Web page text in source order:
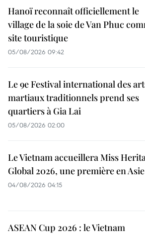
Hanoï reconnaît officiellement le
village de la soie de Van Phuc
site touristique
05/08/2026 09:42
Le 9e Festival international des
martiaux traditionnels prend ses
quartiers à Gia Lai
05/08/2026 02:00
Le Vietnam accueillera Miss
Global 2026, une première en Asie
04/08/2026 04:15
ASEAN Cup 2026 : le Vietnam